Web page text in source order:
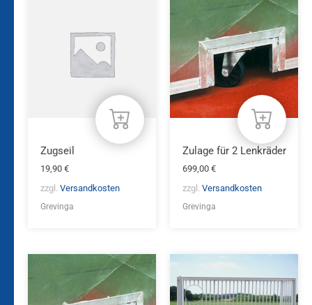
Zugseil
19,90 €
zzgl. Versandkosten
Grevinga
Zulage für 2 Lenkräder
699,00 €
zzgl. Versandkosten
Grevinga